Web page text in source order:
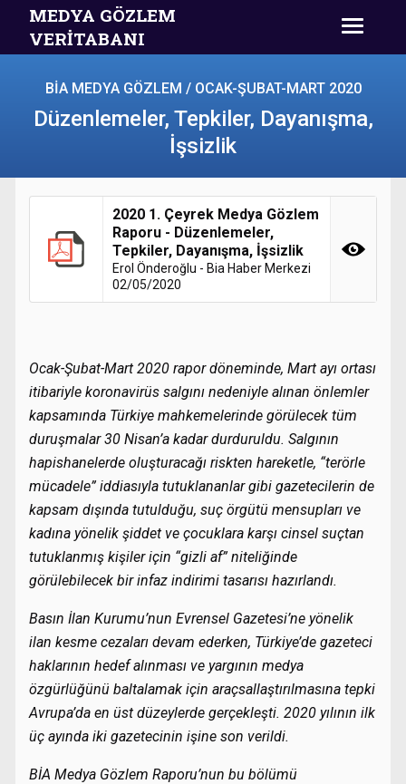
MEDYA GÖZLEM
VERİTABANI
BİA MEDYA GÖZLEM / OCAK-ŞUBAT-MART 2020
Düzenlemeler, Tepkiler, Dayanışma,
İşsizlik
2020 1. Çeyrek Medya Gözlem
Raporu - Düzenlemeler,
Tepkiler, Dayanışma, İşsizlik
Erol Önderoğlu - Bia Haber Merkezi
02/05/2020
Ocak-Şubat-Mart 2020 rapor döneminde, Mart ayı ortası
itibariyle koronavirüs salgını nedeniyle alınan önlemler
kapsamında Türkiye mahkemelerinde görülecek tüm
duruşmalar 30 Nisan’a kadar durduruldu. Salgının
hapishanelerde oluşturacağı riskten hareketle, “terörle
mücadele” iddiasıyla tutuklananlar gibi gazetecilerin de
kapsam dışında tutulduğu, suç örgütü mensupları ve
kadına yönelik şiddet ve çocuklara karşı cinsel suçtan
tutuklanmış kişiler için “gizli af” niteliğinde
görülebilecek bir infaz indirimi tasarısı hazırlandı.
Basın İlan Kurumu’nun Evrensel Gazetesi’ne yönelik
ilan kesme cezaları devam ederken, Türkiye’de gazeteci
haklarının hedef alınması ve yargının medya
özgürlüğünü baltalamak için araçsallaştırılmasına tepki
Avrupa’da en üst düzeylerde gerçekleşti. 2020 yılının ilk
üç ayında iki gazetecinin işine son verildi.
BİA Medya Gözlem Raporu’nun bu bölümü